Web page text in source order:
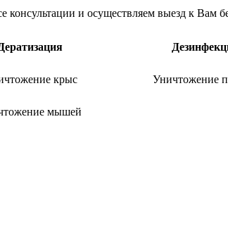
и осуществляем выезд к Вам
крыс Уничтожение
мышей